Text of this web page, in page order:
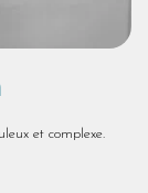
et complexe.